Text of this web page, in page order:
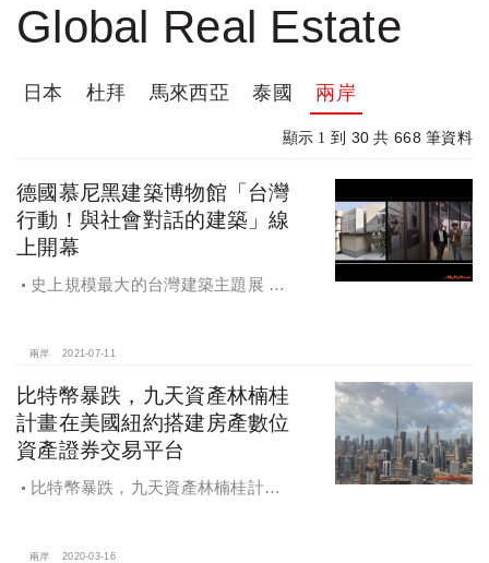
Global Real Estate
日本 杜拜 馬來西亞 泰國 兩岸
顯示 1 到 30 共668 筆資料
德國慕尼黑建築博物館「台灣
行動！與社會對話的建築」線
上開幕
史上規模最大的台灣建築主題展 德
兩岸 2021-07-11
比特幣暴跌，九天資產林楠桂
計畫在美國紐約搭建房產數位
資產證券交易平台
比特幣暴跌，九天資產林楠桂計畫
兩岸 2020-03-16